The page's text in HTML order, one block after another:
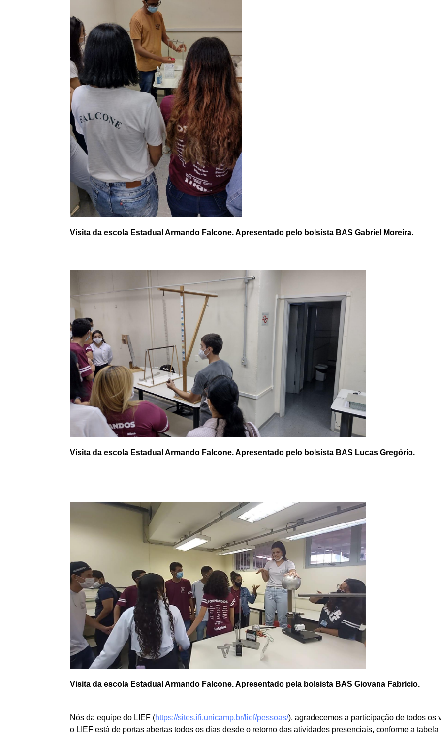
Visita da escola Estadual Armando Falcone. Apresentado pelo bolsista BAS Gabriel Moreira.
Visita da escola Estadual Armando Falcone. Apresentado pelo bolsista BAS Lucas Gregório.
Visita da escola Estadual Armando Falcone. Apresentado pela bolsista BAS Giovana Fabricio.
Nós da equipe do LIEF (https://sites.ifi.unicamp.br/lief/pessoas/), agradecemos a participação de todos os
o LIEF está de portas abertas todos os dias desde o retorno das atividades presenciais, conforme a